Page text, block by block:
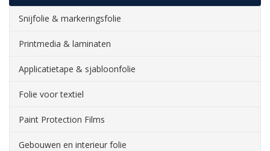
Snijfolie & markeringsfolie
Printmedia & laminaten
Applicatietape & sjabloonfolie
Folie voor textiel
Paint Protection Films
Gebouwen en interieur folie